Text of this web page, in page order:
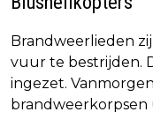
Brandweerlieden
vuur te bestrijden.
ingezet.
brandweerkorpsen